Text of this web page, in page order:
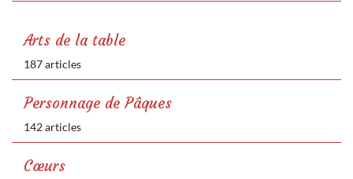
Arts de la table
187 articles
Personnage de Pâques
142 articles
Cœurs